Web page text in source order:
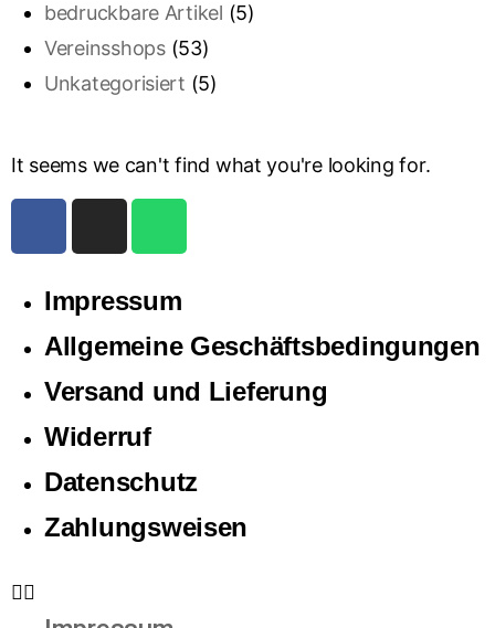
bedruckbare Artikel (5)
Vereinsshops (53)
Unkategorisiert (5)
It seems we can't find what you're looking for.
Impressum
Allgemeine Geschäftsbedingungen
Versand und Lieferung
Widerruf
Datenschutz
Zahlungsweisen